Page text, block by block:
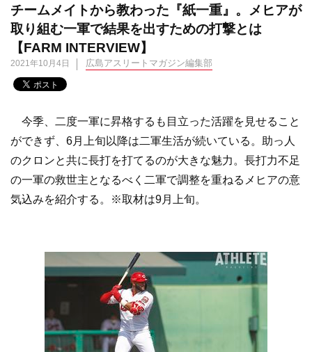
チームメイトから教わった『紙一重』。メヒアが
取り組む一軍で結果を出すための打撃とは
【FARM INTERVIEW】
2021年10月4日 広島アスリートマガジン編集部
今季、二度一軍に昇格するも目立った活躍を見せること
ができず、6月上旬以降は二軍生活が続いている。助っ人
のクロンと共に長打を打てるのが大きな魅力。長打力不足
の一軍の救世主となるべく二軍で調整を重ねるメヒアの意
気込みを紹介する。※取材は9月上旬。